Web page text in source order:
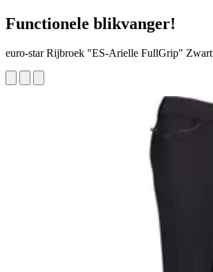
Functionele blikvanger!
euro-star Rijbroek "ES-Arielle FullGrip" Zwart